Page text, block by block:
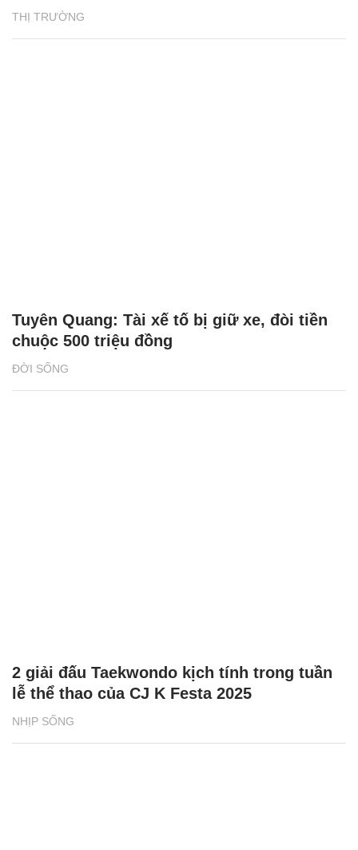
THỊ TRƯỜNG
ĐỜI SỐNG
Tuyên Quang: Tài xế tố bị giữ xe, đòi tiền
chuộc 500 triệu đồng
NHỊP SỐNG
2 giải đấu Taekwondo kịch tính trong tuần
lễ thể thao của CJ K Festa 2025